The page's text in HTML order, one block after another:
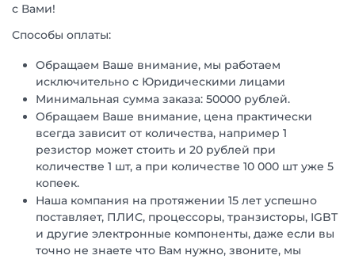
с Вами!
Способы оплаты:
Обращаем Ваше внимание, мы работаем
исключительно с Юридическими лицами
Минимальная сумма заказа: 50000 рублей.
Обращаем Ваше внимание, цена практически
всегда зависит от количества, например 1
резистор может стоить и 20 рублей при
количестве 1 шт, а при количестве 10 000 шт уже 5
копеек.
Наша компания на протяжении 15 лет успешно
поставляет, ПЛИС, процессоры, транзисторы, IGBT
и другие электронные компоненты, даже если вы
точно не знаете что Вам нужно, звоните, мы